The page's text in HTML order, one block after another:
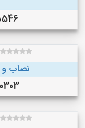
نصاب